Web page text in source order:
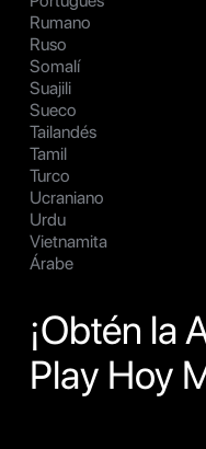
Rumano
Ruso
Somalí
Suajili
Sueco
Tailandés
Tamil
Turco
Ucraniano
Urdu
Vietnamita
Árabe
¡Obtén la
Play Hoy